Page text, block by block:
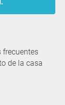
frecuentes
de la casa